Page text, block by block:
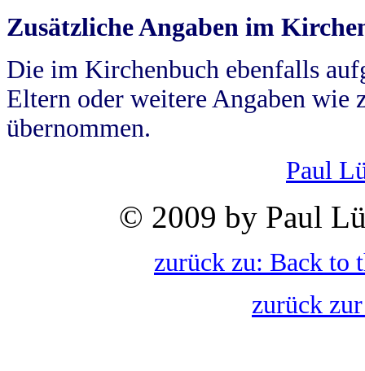
Zusätzliche Angaben im
Die im Kirchenbuch ebenfalls
Eltern oder weitere Angaben wie
übernommen.
Paul
© 2009 by Paul
zurück zu: Back to
zurück